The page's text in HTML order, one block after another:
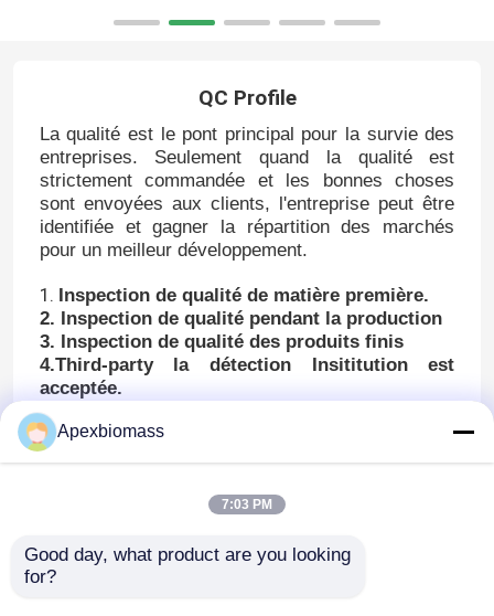
QC Profile
La qualité est le pont principal pour la survie des
entreprises. Seulement quand la qualité est
strictement commandée et les bonnes choses
sont envoyées aux clients, l'entreprise peut être
identifiée et gagner la répartition des marchés
pour un meilleur développement.
1. Inspection de qualité de matière première.
2. Inspection de qualité pendant la production
3. Inspection de qualité des produits finis
4.Third-party la détection Insititution est
acceptée.
Apexbiomass
7:03 PM
Good day, what product are you looking
for?